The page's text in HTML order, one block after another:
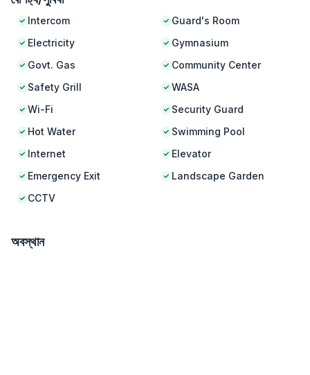
Intercom
Electricity
Govt. Gas
Safety Grill
Wi-Fi
Hot Water
Internet
Emergency Exit
CCTV
Guard's Room
Gymnasium
Community Center
WASA
Security Guard
Swimming Pool
Elevator
Landscape Garden
অবস্থান